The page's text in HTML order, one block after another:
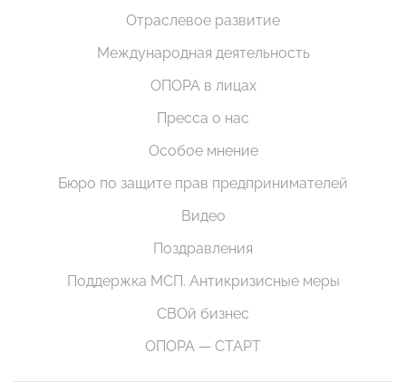
Отраслевое развитие
Международная деятельность
ОПОРА в лицах
Пресса о нас
Особое мнение
Бюро по защите прав предпринимателей
Видео
Поздравления
Поддержка МСП. Антикризисные меры
СВОй бизнес
ОПОРА — СТАРТ